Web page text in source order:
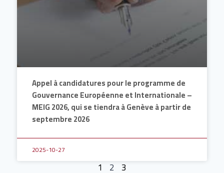
Appel à candidatures pour le programme de
Gouvernance Européenne et Internationale –
MEIG 2026, qui se tiendra à Genève à partir de
septembre 2026
2025-10-27
1 2 3